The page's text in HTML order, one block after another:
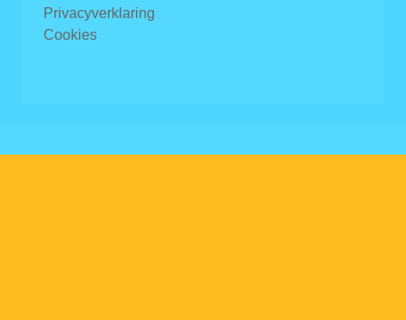
Privacyverklaring
Cookies